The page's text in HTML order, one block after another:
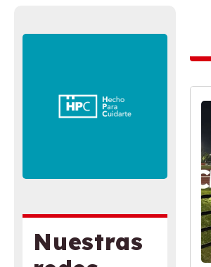
Nuestras